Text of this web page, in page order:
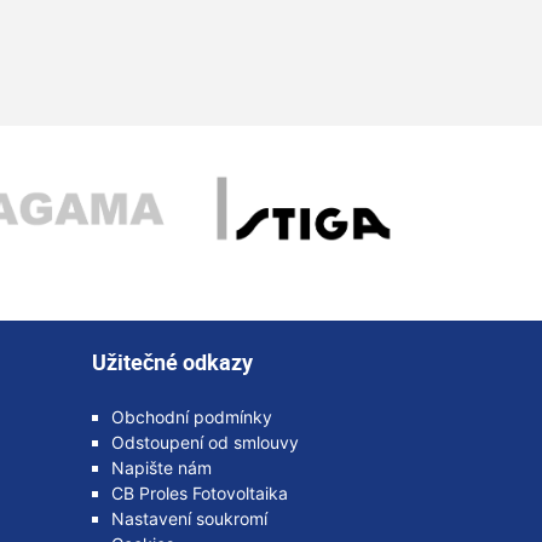
Užitečné odkazy
Obchodní podmínky
Odstoupení od smlouvy
Napište nám
CB Proles Fotovoltaika
Nastavení soukromí